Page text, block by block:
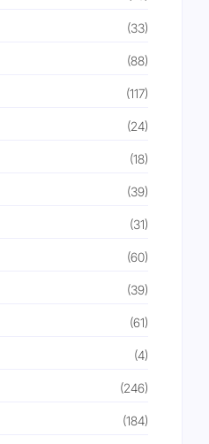
(33)
(88)
(117)
(24)
(18)
(39)
(31)
(60)
(39)
(61)
(4)
(246)
(184)